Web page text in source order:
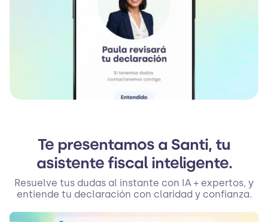
Te presentamos a Santi, tu
asistente fiscal inteligente.
Resuelve tus dudas al instante con IA + expertos, y
entiende tu declaración con claridad y confianza.